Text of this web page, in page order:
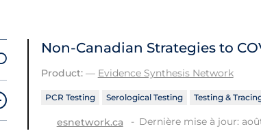
Non-Canadian Strategies to
Product:— Evidence Synthesis Network
PCR Testing Serological Testing Testing &
esnetwork.ca Dernière mise à jour: